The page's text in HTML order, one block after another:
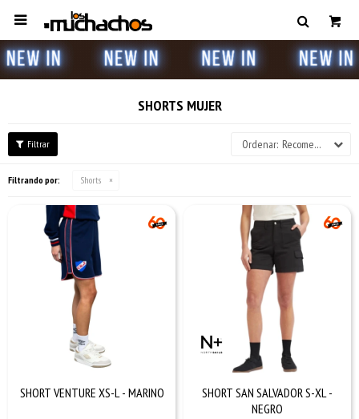

SHORTS MUJER
Recomendados
Filtrando por: Shorts
SHORT VENTURE XS-L - MARINO
SHORT SAN SALVADOR S-XL -
NEGRO